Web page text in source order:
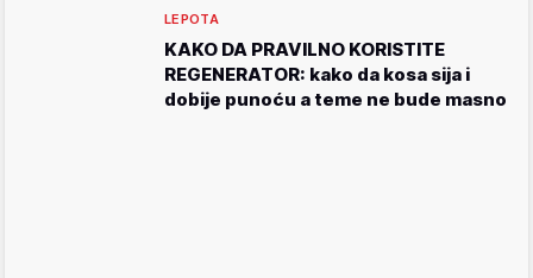
LEPOTA
KAKO DA PRAVILNO KORISTITE
REGENERATOR: kako da kosa sija i
dobije punoću a teme ne bude masno